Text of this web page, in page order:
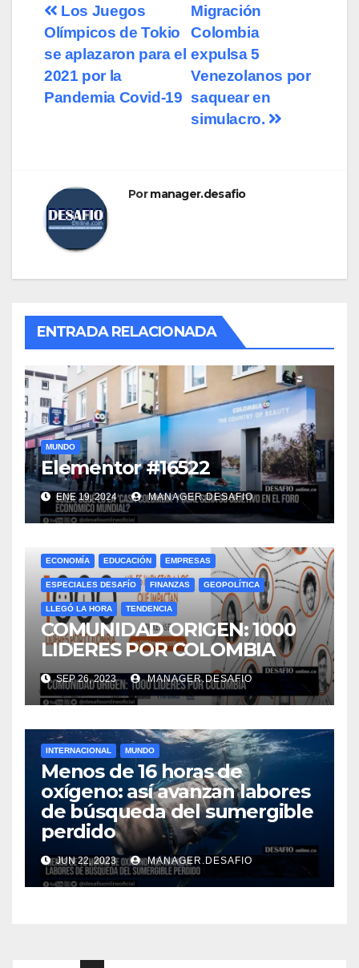
Navegación
de
entradas
Migración
Colombia
expulsa 5
Venezolanos por
saquear en
simulacro.
Los Juegos
Olímpicos de Tokio
se aplazaron para el
2021 por la
Pandemia Covid-19
Pormanager.desafio
ENTRADA RELACIONADA
MUNDO
Elementor #16522
ENE 19, 2024 MANAGER.DESAFIO
ECONOMÍA EDUCACIÓN EMPRESAS
ESPECIALES DESAFÍO FINANZAS GEOPOLÍTICA
LLEGÓ LA HORA TENDENCIA
COMUNIDAD ORIGEN: 1000
LIDERES POR COLOMBIA
SEP 26, 2023 MANAGER.DESAFIO
INTERNACIONAL MUNDO
Menos de 16 horas de
oxígeno: así avanzan labores
de búsqueda del sumergible
perdido
JUN 22, 2023 MANAGER.DESAFIO